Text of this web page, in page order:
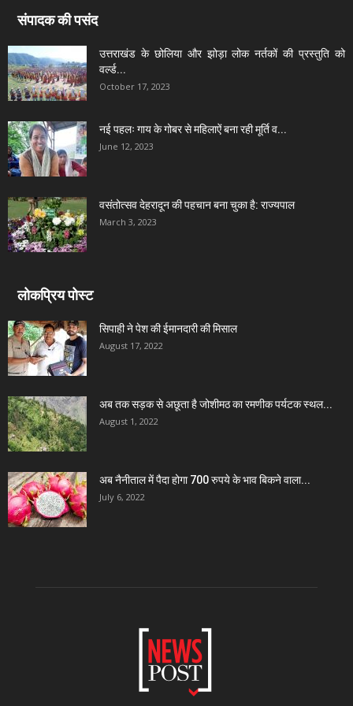
संपादक की पसंद
उत्तराखंड के छोलिया और झोड़ा लोक नर्तकों की प्रस्तुति को
वर्ल्ड...
October 17, 2023
नई पहलः गाय के गोबर से महिलाऐं बना रही मूर्ति व...
June 12, 2023
वसंतोत्सव देहरादून की पहचान बना चुका है: राज्यपाल
March 3, 2023
लोकप्रिय पोस्ट
सिपाही ने पेश की ईमानदारी की मिसाल
August 17, 2022
अब तक सड़क से अछूता है जोशीमठ का रमणीक पर्यटक स्थल...
August 1, 2022
अब नैनीताल में पैदा होगा 700 रुपये के भाव बिकने वाला...
July 6, 2022